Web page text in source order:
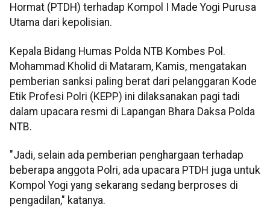
Hormat (PTDH) terhadap Kompol I Made Yogi Purusa
Utama dari kepolisian.
Kepala Bidang Humas Polda NTB Kombes Pol.
Mohammad Kholid di Mataram, Kamis, mengatakan
pemberian sanksi paling berat dari pelanggaran Kode
Etik Profesi Polri (KEPP) ini dilaksanakan pagi tadi
dalam upacara resmi di Lapangan Bhara Daksa Polda
NTB.
"Jadi, selain ada pemberian penghargaan terhadap
beberapa anggota Polri, ada upacara PTDH juga untuk
Kompol Yogi yang sekarang sedang berproses di
pengadilan," katanya.